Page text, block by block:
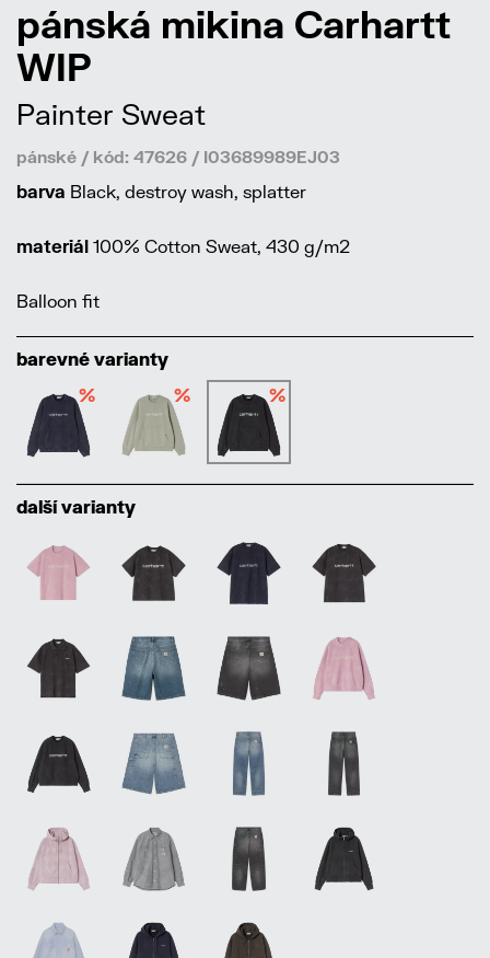
pánská mikina Carhartt
WIP
Painter Sweat
pánské / kód: 47626 / I03689989EJ03
barva Black, destroy wash, splatter
materiál 100% Cotton Sweat, 430 g/m2
Balloon fit
barevné varianty
%
% %
další varianty